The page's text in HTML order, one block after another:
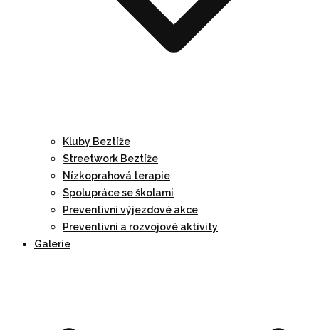
Kluby Beztíže
Streetwork Beztíže
Nízkoprahová terapie
Spolupráce se školami
Preventivní výjezdové akce
Preventivní a rozvojové aktivity
Galerie